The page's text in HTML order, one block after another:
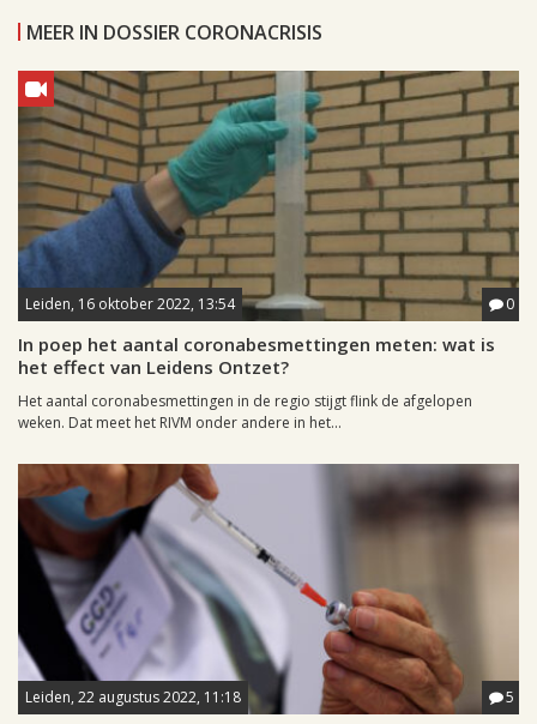
MEER IN DOSSIER CORONACRISIS
Leiden, 16 oktober 2022, 13:54 0
In poep het aantal coronabesmettingen meten: wat is
het effect van Leidens Ontzet?
Het aantal coronabesmettingen in de regio stijgt flink de afgelopen
weken. Dat meet het RIVM onder andere in het...
Leiden, 22 augustus 2022, 11:18 5